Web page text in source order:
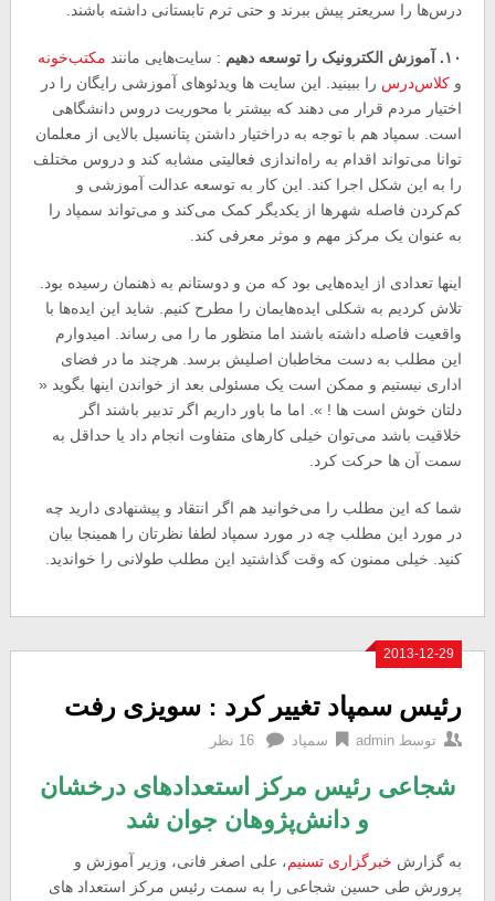
درس‌ها را سریعتر پیش ببرند و حتی ترم تابستانی داشته باشند.
۱۰. آموزش الکترونیک را توسعه دهیم : سایت‌هایی مانند مکتب‌خونه
و کلاس‌درس را ببینید. این سایت ها ویدئوهای آموزشی رایگان را در
اختیار مردم قرار می دهند که بیشتر با محوریت دروس دانشگاهی
است. سمپاد هم با توجه به دراختیار داشتن پتانسیل بالایی از معلمان
توانا می‌تواند اقدام به راه‌اندازی فعالیتی مشابه کند و دروس مختلف
را به این شکل اجرا کند. این کار به توسعه عدالت آموزشی و
کم‌کردن فاصله شهرها از یکدیگر کمک می‌کند و می‌تواند سمپاد را
به عنوان یک مرکز مهم و موثر معرفی کند.
اینها تعدادی از ایده‌هایی بود که من و دوستانم به ذهنمان رسیده بود.
تلاش کردیم به شکلی ایده‌هایمان را مطرح کنیم. شاید این ایده‌ها با
واقعیت فاصله داشته باشند اما منظور ما را می رساند. امیدوارم
این مطلب به دست مخاطبان اصلیش برسد. هرچند ما در فضای
اداری نیستیم و ممکن است یک مسئولی بعد از خواندن اینها بگوید «
دلتان خوش است ها ! ». اما ما باور داریم اگر تدبیر باشند اگر
خلاقیت باشد می‌توان خیلی کارهای متفاوت انجام داد یا حداقل به
سمت آن ها حرکت کرد.
شما که این مطلب را می‌خوانید هم اگر انتقاد و پیشنهادی دارید چه
در مورد این مطلب چه در مورد سمپاد لطفا نظرتان را همینجا بیان
کنید. خیلی ممنون که وقت گذاشتید این مطلب طولانی را خواندید.
2013-12-29
رئیس سمپاد تغییر کرد : سویزی رفت
توسط admin سمپاد 16 نظر
شجاعی رئیس مرکز استعدادهای درخشان
و دانش‌پژوهان جوان شد
به گزارش خبرگزاری تسنیم، علی اصغر فانی، وزیر آموزش و
پرورش طی حسین شجاعی را به سمت رئیس مرکز استعداد های